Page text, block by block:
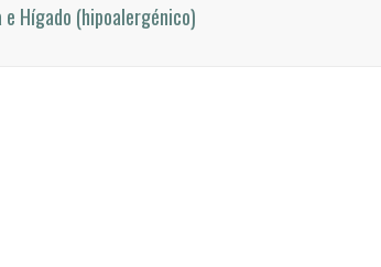
e Hígado (hipoalergénico)